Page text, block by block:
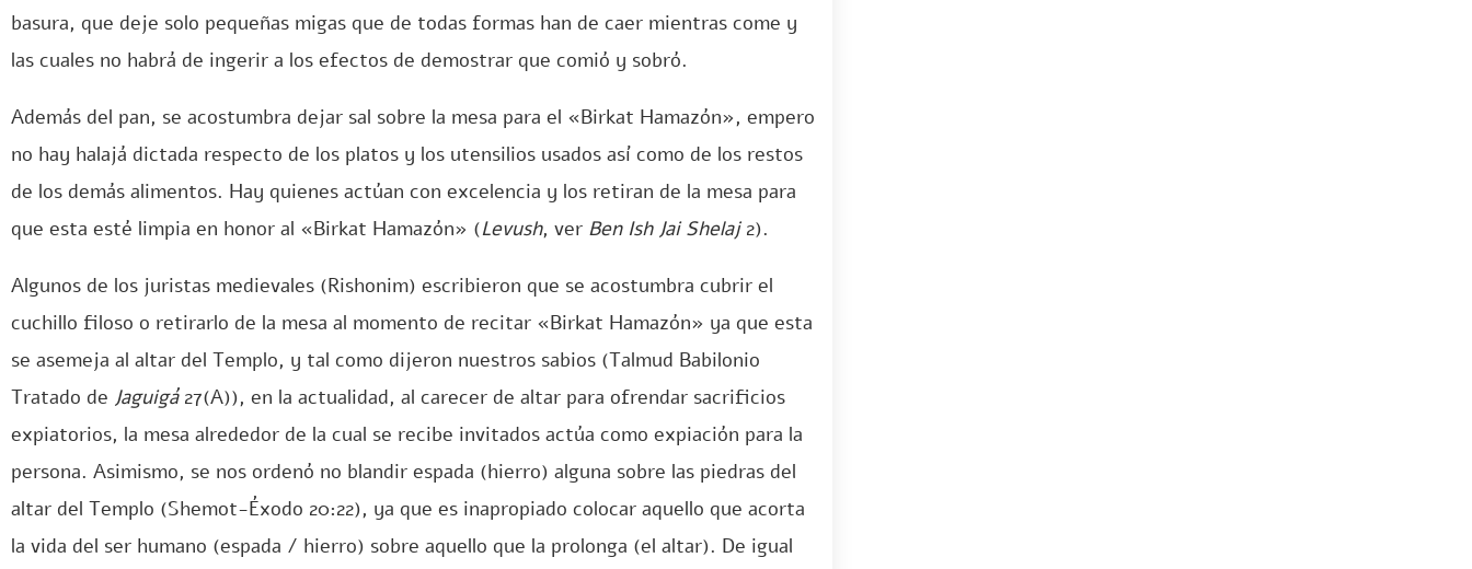
basura, que deje solo pequeñas migas que de todas formas han de caer mientras come y
las cuales no habrá de ingerir a los efectos de demostrar que comió y sobró.
Además del pan, se acostumbra dejar sal sobre la mesa para el «Birkat Hamazón», empero
no hay halajá dictada respecto de los platos y los utensilios usados así como de los restos
de los demás alimentos. Hay quienes actúan con excelencia y los retiran de la mesa para
que esta esté limpia en honor al «Birkat Hamazón» (Levush, ver Ben Ish Jai Shelaj2).
Algunos de los juristas medievales (Rishonim) escribieron que se acostumbra cubrir el
cuchillo filoso o retirarlo de la mesa al momento de recitar «Birkat Hamazón» ya que esta
se asemeja al altar del Templo, y tal como dijeron nuestros sabios (Talmud Babilonio
Tratado de Jaguigá27(A)), en la actualidad, al carecer de altar para ofrendar sacrificios
expiatorios, la mesa alrededor de la cual se recibe invitados actúa como expiación para la
persona. Asimismo, se nos ordenó no blandir espada (hierro) alguna sobre las piedras del
altar del Templo (Shemot-Éxodo 20:22), ya que es inapropiado colocar aquello que acorta
la vida del ser humano (espada / hierro) sobre aquello que la prolonga (el altar). De igual